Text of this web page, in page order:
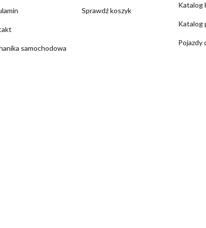
samochodowa
Sprawdź koszyk
Katalog
Katalog
Pojazdy